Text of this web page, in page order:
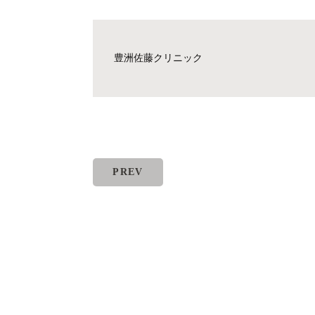
豊洲佐藤クリニック
PREV